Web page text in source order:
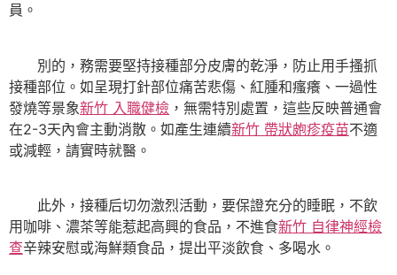
員。
別的，務需要堅持接種部分皮膚的乾淨，防止用手搔抓
接種部位。如呈現打針部位痛苦悲傷、紅腫和瘙癢、一過性
發燒等景象新竹 入職健檢 ，無需特別處置，這些反映普通會
在2-3天內會主動消散。如產生連續新竹 帶狀皰疹疫苗不適
或減輕，請實時就醫。
此外，接種后切勿激烈活動，要保證充分的睡眠，不飲
用咖啡、濃茶等能惹起高興的食品，不進食新竹 自律神經檢
查辛辣安慰或海鮮類食品，提出平淡飲食、多喝水。